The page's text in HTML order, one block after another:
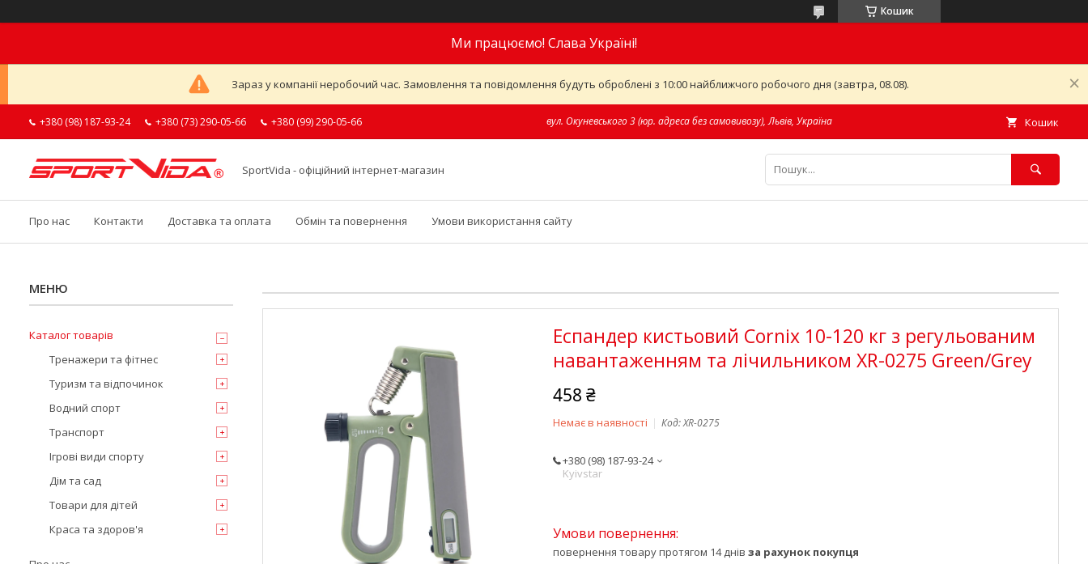
Кошик
Ми працюємо! Слава Україні!
Зараз у компанії неробочий час. Замовлення та повідомлення будуть оброблені з 10:00 найближчого робочого дня (завтра, 08.08).
+380 (98) 187-93-24 +380 (73) 290-05-66 +380 (99) 290-05-66 вул. Окуневського 3 (юр. адреса без самовивозу), Львів, Україна Кошик
SportVida - офіційний інтернет-магазин
Про нас Контакти Доставка та оплата Обмін та повернення Умови використання сайту
Еспандер кистьовий Cornix 10-120 кг з регульованим
навантаженням та лічильником XR-0275 Green/Grey
458 ₴
Немає в наявності Код:XR-0275
+380 (98) 187-93-24
Kyivstar
повернення товару протягом 14 днів за рахунок покупця
Каталог товарів
Тренажери та фітнес
Туризм та відпочинок
Водний спорт
Транспорт
Ігрові види спорту
Дім та сад
Товари для дітей
Краса та здоров'я